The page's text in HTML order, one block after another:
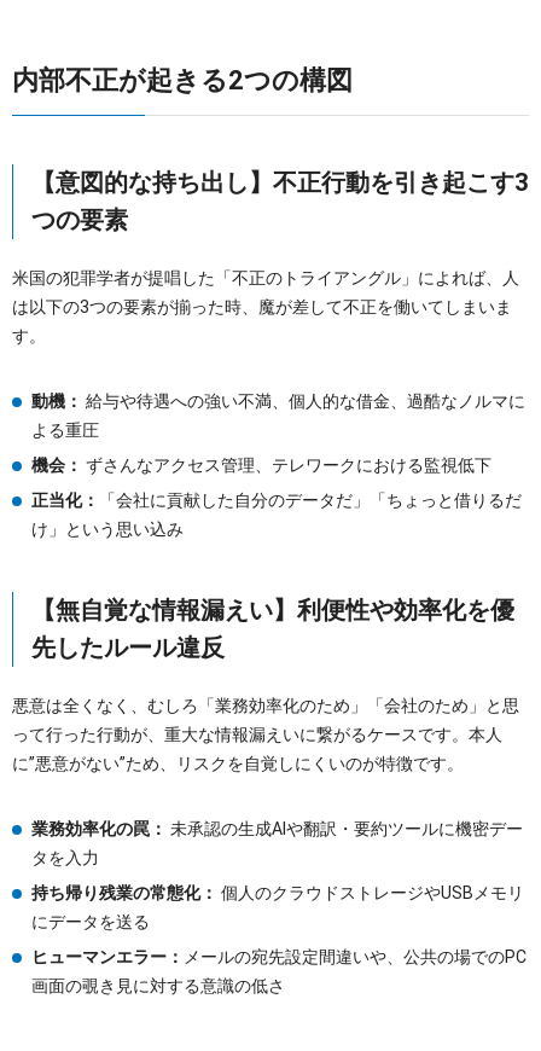
内部不正が起きる2つの構図
【意図的な持ち出し】不正行動を引き起こす3
つの要素
米国の犯罪学者が提唱した「不正のトライアングル」によれば、人
は以下の3つの要素が揃った時、魔が差して不正を働いてしまいま
す。
動機： 給与や待遇への強い不満、個人的な借金、過酷なノルマに
よる重圧
機会： ずさんなアクセス管理、テレワークにおける監視低下
正当化：
「会社に貢献した自分のデータだ」「ちょっと借りるだ
け」という思い込み
【無自覚な情報漏えい】利便性や効率化を優
先したルール違反
悪意は全くなく、むしろ「業務効率化のため」「会社のため」と思
って行った行動が、重大な情報漏えいに繋がるケースです。本人
に”悪意がない”ため、リスクを自覚しにくいのが特徴です。
業務効率化の罠： 未承認の生成AIや翻訳・要約ツールに機密デー
タを入力
持ち帰り残業の常態化： 個人のクラウドストレージやUSBメモリ
にデータを送る
ヒューマンエラー： メールの宛先設定間違いや、公共の場でのPC
画面の覗き見に対する意識の低さ